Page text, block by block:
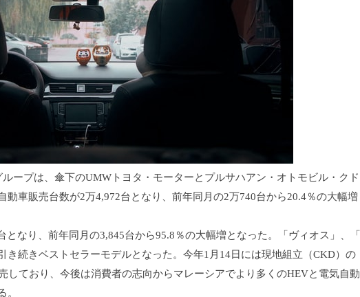
ープは、傘下のUMWトヨタ・ モーターとプルサハアン・オトモビル・クド
動車販売台数が2万4,972台となり、 前年同月の2万740台から20.4％の大幅増
となり、前年同月の3,845台から95.8％の大幅増となった。「ヴィオス」、「
き続きベストセラーモデルとなった。 今年1月14日には現地組立（CKD）の
しており、 今後は消費者の志向からマレーシアでより多くのHEVと電気自動
。